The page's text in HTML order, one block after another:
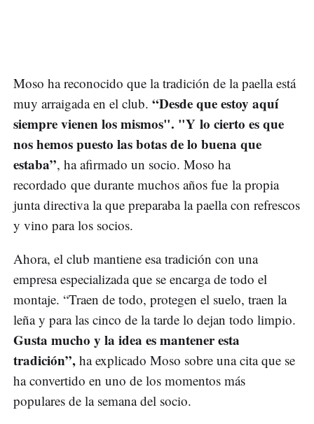
Moso ha reconocido que la tradición de la paella está
muy arraigada en el club. “Desde que estoy aquí
siempre vienen los mismos". "Y lo cierto es que
nos hemos puesto las botas de lo buena que
estaba”, ha afirmado un socio. Moso ha
recordado que durante muchos años fue la propia
junta directiva la que preparaba la paella con refrescos
y vino para los socios.
Ahora, el club mantiene esa tradición con una
empresa especializada que se encarga de todo el
montaje. “Traen de todo, protegen el suelo, traen la
leña y para las cinco de la tarde lo dejan todo limpio.
Gusta mucho y la idea es mantener esta
tradición”, ha explicado Moso sobre una cita que se
ha convertido en uno de los momentos más
populares de la semana del socio.